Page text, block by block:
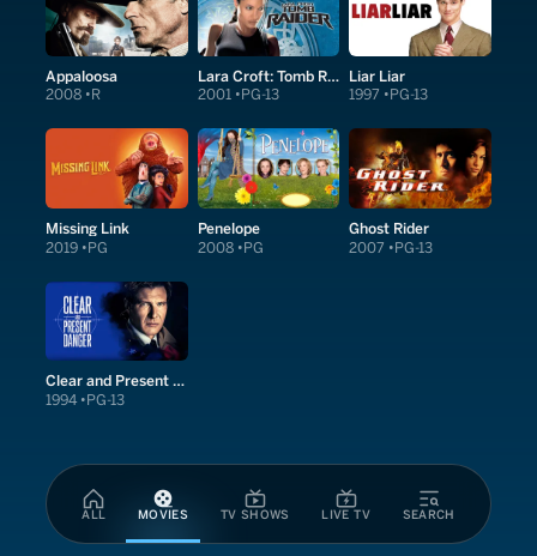
ALL MOVIES TV SHOWS LIVE TV SEARCH
Appaloosa
2008 R
Lara Croft: Tomb Raider
2001 PG-13
Liar Liar
1997 PG-13
Missing Link
2019 PG
Penelope
2008 PG
Ghost Rider
2007 PG-13
Clear and Present Danger
1994 PG-13